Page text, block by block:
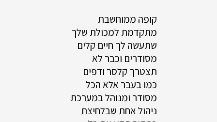
קופה ממוחשבת
מתקדמת למכולת שלך
שתעשה לך חיים קלים
מסודרים וכבר לא
תצטרך קלסר ודפים
כמו בעבר אלא הכל
מסודר ומנוהל במערכת
ניהול אחת שבלחיצת